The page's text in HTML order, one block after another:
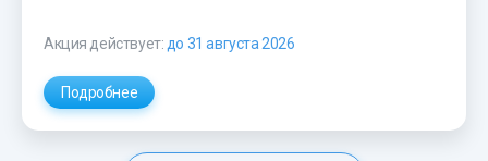
Акция действует: до 31 августа 2026
Подробнее